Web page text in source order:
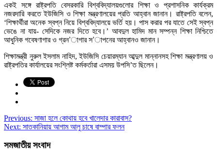
একই সঙ্গে রাষ্ট্রপতি বেসরকারি বিশ্ববিদ্যালয়গুলোর শিক্ষা ও প্রশাসনিক কার্যক্রম
নজরদারি করতে ইউজিসি ও শিক্ষা মন্ত্রণালয়ের প্রতি আহ্বান জানান। রাষ্ট্রপতি বলেন,
‘শিক্ষার্থীরা অনেক স্বপ্ন নিয়ে বিশ্ববিদ্যালয়ে ভর্তি হয়। পাস করার পর যাতে সেই স্বপ্ন
ভেঙে না যায়- সেদিকে নজর দিতে হবে।’ আবদুল হামিদ মান সম্পন্ন শিক্ষা নিশ্চিতে
আধুনিক গবেষণাগার ও গ্রন’াগার স’াপনের আহ্বানও জানান।
শিক্ষামন্ত্রী নুরুল ইসলাম নাহিদ, ইউজিসি চেয়ারম্যান আব্দুল মান্নানসহ শিক্ষা মন্ত্রণালয় ও
রাষ্ট্রপতির কার্যালয়ের সংশ্লিষ্ট কর্মকর্তারা এসময় উপসি’ত ছিলেন।
Previous: সাজা হলে কোথায় হবে খালেদার কারাবাস?
Next: সাতকানিয়ায় আগাম আলু চাষে বাম্পার ফলন
সমজাতীয় সংবাদ